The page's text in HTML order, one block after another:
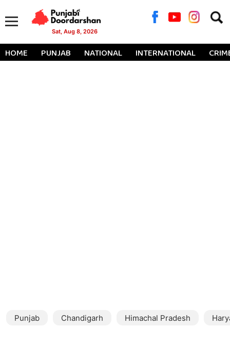
Sat, Aug 8, 2026
for:
HOME PUNJAB NATIONAL INTERNATIONAL
Punjab Chandigarh Himachal Pradesh